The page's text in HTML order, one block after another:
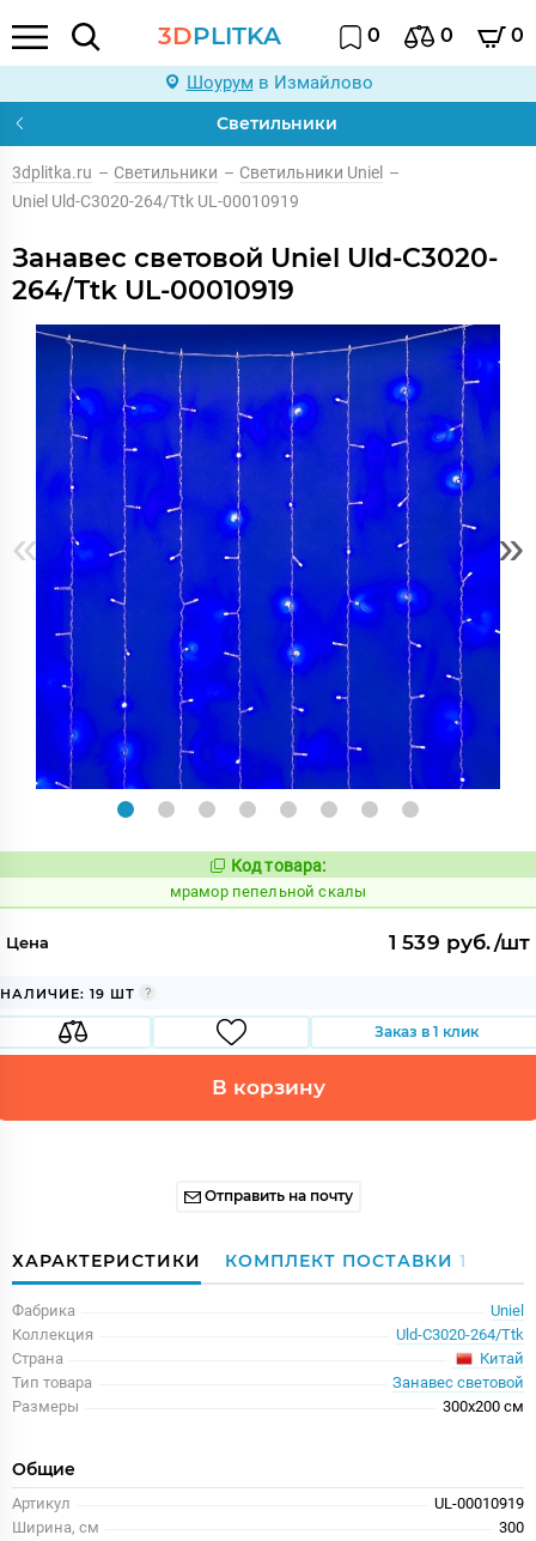
3DPLITKA 0 0 0
Шоурум в Измайлово
Светильники
3dplitka.ru – Светильники – Светильники Uniel –
Uniel Uld-C3020-264/Ttk UL-00010919
Занавес световой Uniel Uld-C3020-
264/Ttk UL-00010919
« »
Код:
1071341
Код товара:
мрамор пепельной скалы
Цена 1 539 руб./шт
НАЛИЧИЕ: 19 ШТ
Заказ в 1 клик
В корзину
Отправить на почту
ХАРАКТЕРИСТИКИ КОМПЛЕКТ ПОСТАВКИ 1
Фабрика
Uniel
Коллекция
Uld-C3020-264/Ttk
Страна
Китай
Тип товара
Занавес световой
Размеры
300x200 см
Общие
Артикул
UL-00010919
Ширина, см
300